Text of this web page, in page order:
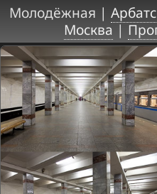
Молодёжная |
Москва|